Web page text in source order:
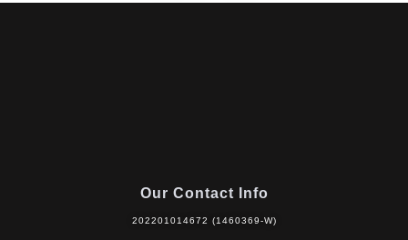
Our Contact Info
202201014672 (1460369-W)